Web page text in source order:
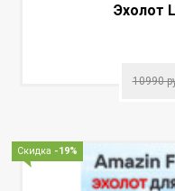
Эхолот
10990
Скидка -19%